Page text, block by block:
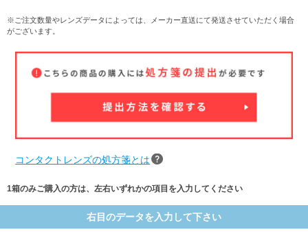
※ご注文数量やレンズデータによっては、メーカー直送にて発送させていただく場合
がございます。
コンタクトレンズの処方箋とは
1箱のみご購入の方は、左右いずれかの項目を入力してください
右目のデータを入力して下さい